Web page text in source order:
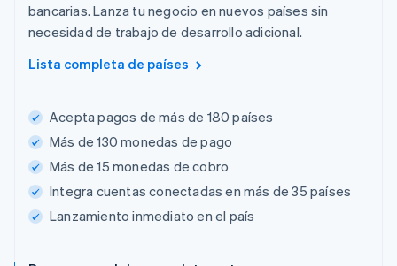
bancarias. Lanza tu negocio en nuevos países sin
necesidad de trabajo de desarrollo adicional.
Lista completa de países
Acepta pagos de más de 180 países
Más de 130 monedas de pago
Más de 15 monedas de cobro
Integra cuentas conectadas en más de 35 países
Lanzamiento inmediato en el país